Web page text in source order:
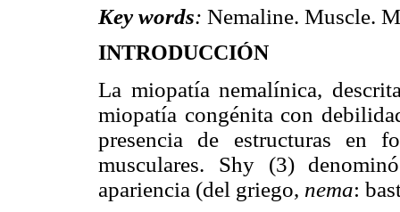
Key words: Nemaline. Muscle.
INTRODUCCIÓN
La miopatía nemalínica,
miopatía congénita con
presencia de estructuras en
musculares. Shy (3)
apariencia (del griego, nema: